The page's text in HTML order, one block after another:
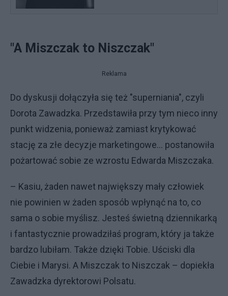
"A Miszczak to Niszczak"
Reklama
Do dyskusji dołączyła się też "superniania", czyli
Dorota Zawadzka. Przedstawiła przy tym nieco inny
punkt widzenia, ponieważ zamiast krytykować
stację za złe decyzje marketingowe... postanowiła
pożartować sobie ze wzrostu Edwarda Miszczaka.
– Kasiu, żaden nawet największy mały człowiek
nie powinien w żaden sposób wpłynąć na to, co
sama o sobie myślisz. Jesteś świetną dziennikarką
i fantastycznie prowadziłaś program, który ja także
bardzo lubiłam. Także dzięki Tobie. Uściski dla
Ciebie i Marysi. A Miszczak to Niszczak – dopiekła
Zawadzka dyrektorowi Polsatu.